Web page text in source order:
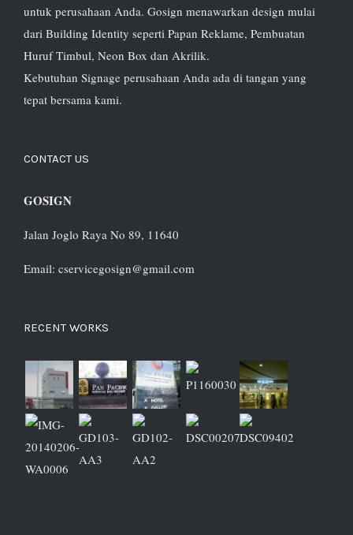
untuk perusahaan Anda. Gosign menawarkan design mulai
dari Building Identity seperti Papan Reklame, Pembuatan
Huruf Timbul, Neon Box dan Akrilik.
Kebutuhan Signage perusahaan Anda ada di tangan yang
tepat bersama kami.
CONTACT US
GOSIGN
Jalan Joglo Raya No 89, 11640
Email: cservicegosign@gmail.com
RECENT WORKS